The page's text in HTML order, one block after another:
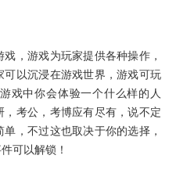
，游戏为玩家提供各种操作，
以沉浸在游戏世界，游戏可玩
戏中你会体验一个什么样的人
考公，考博应有尽有，说不定
，不过这也取决于你的选择，
可以解锁！